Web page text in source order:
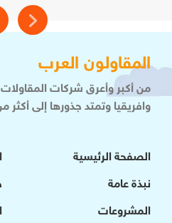
المقاولون العرب
من أكبر وأعرق شركات
وافريقيا وتمتد جذورها إلى
الصفحة الرئيسية
نبذة عامة
المشروعات